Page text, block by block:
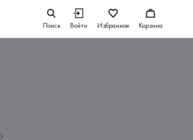
Поиск Войти Избранное Корзина